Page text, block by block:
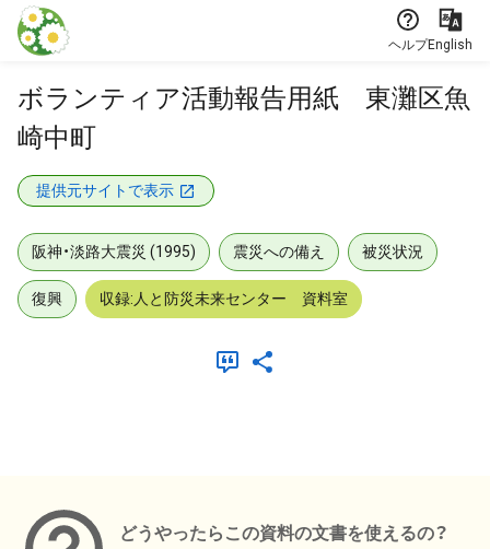
本文に飛ぶ
ヘルプEnglish
ボランティア活動報告用紙 東灘区魚
崎中町
提供元サイトで表示
阪神・淡路大震災 (1995) 震災への備え 被災状況
復興 収録:人と防災未来センター 資料室
どうやったらこの資料の文書を使えるの？